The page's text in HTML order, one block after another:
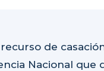
de
Nacional que